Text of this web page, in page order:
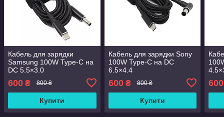
Кабель для зарядки
Samsung 100W Type-C на
DC 5.5×3.0
600 ₴ 800 ₴
Купити
Кабель для зарядки Sony
100W Type-C на DC
6.5×4.4
600₴ 800 ₴
Купити
600